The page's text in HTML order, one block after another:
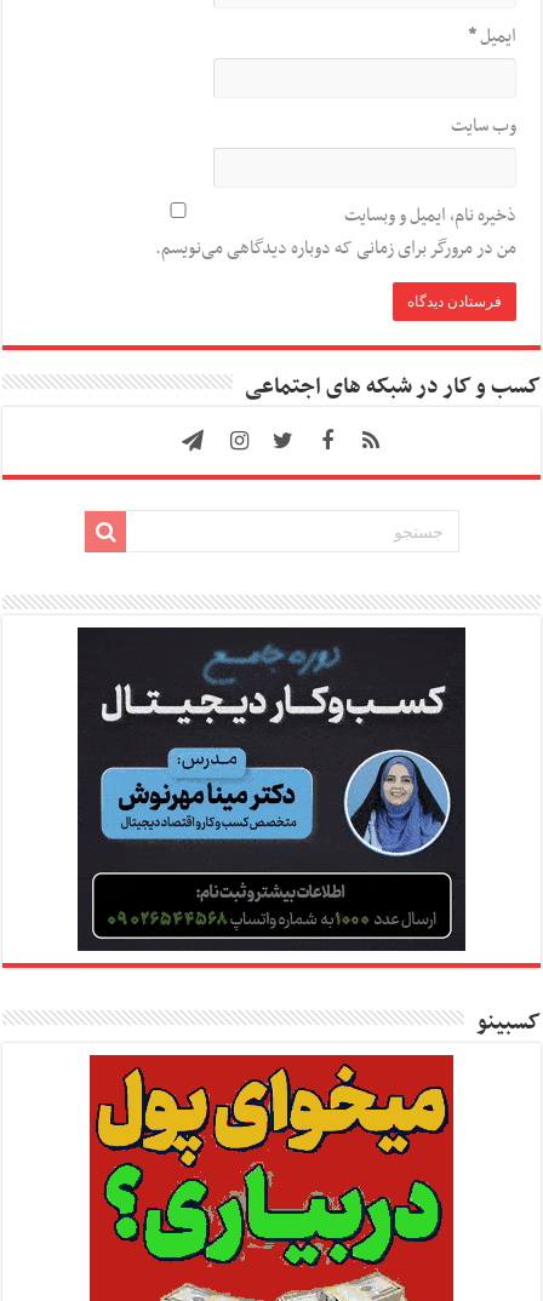
ایمیل*
وب‌ سایت
ذخیره نام، ایمیل و وبسایت
من در مرورگر برای زمانی که دوباره دیدگاهی می‌نویسم.
کسب و کار در شبکه های اجتماعی
کسبینو